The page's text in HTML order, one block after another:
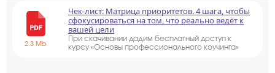
2.3 Mb
Чек-лист: Матрица приоритетов. 4 шага, чтобы
сфокусироваться на том, что реально ведёт к
вашей цели
При скачивании дадим бесплатный доступ к
курсу «Основы профессионального коучинга»